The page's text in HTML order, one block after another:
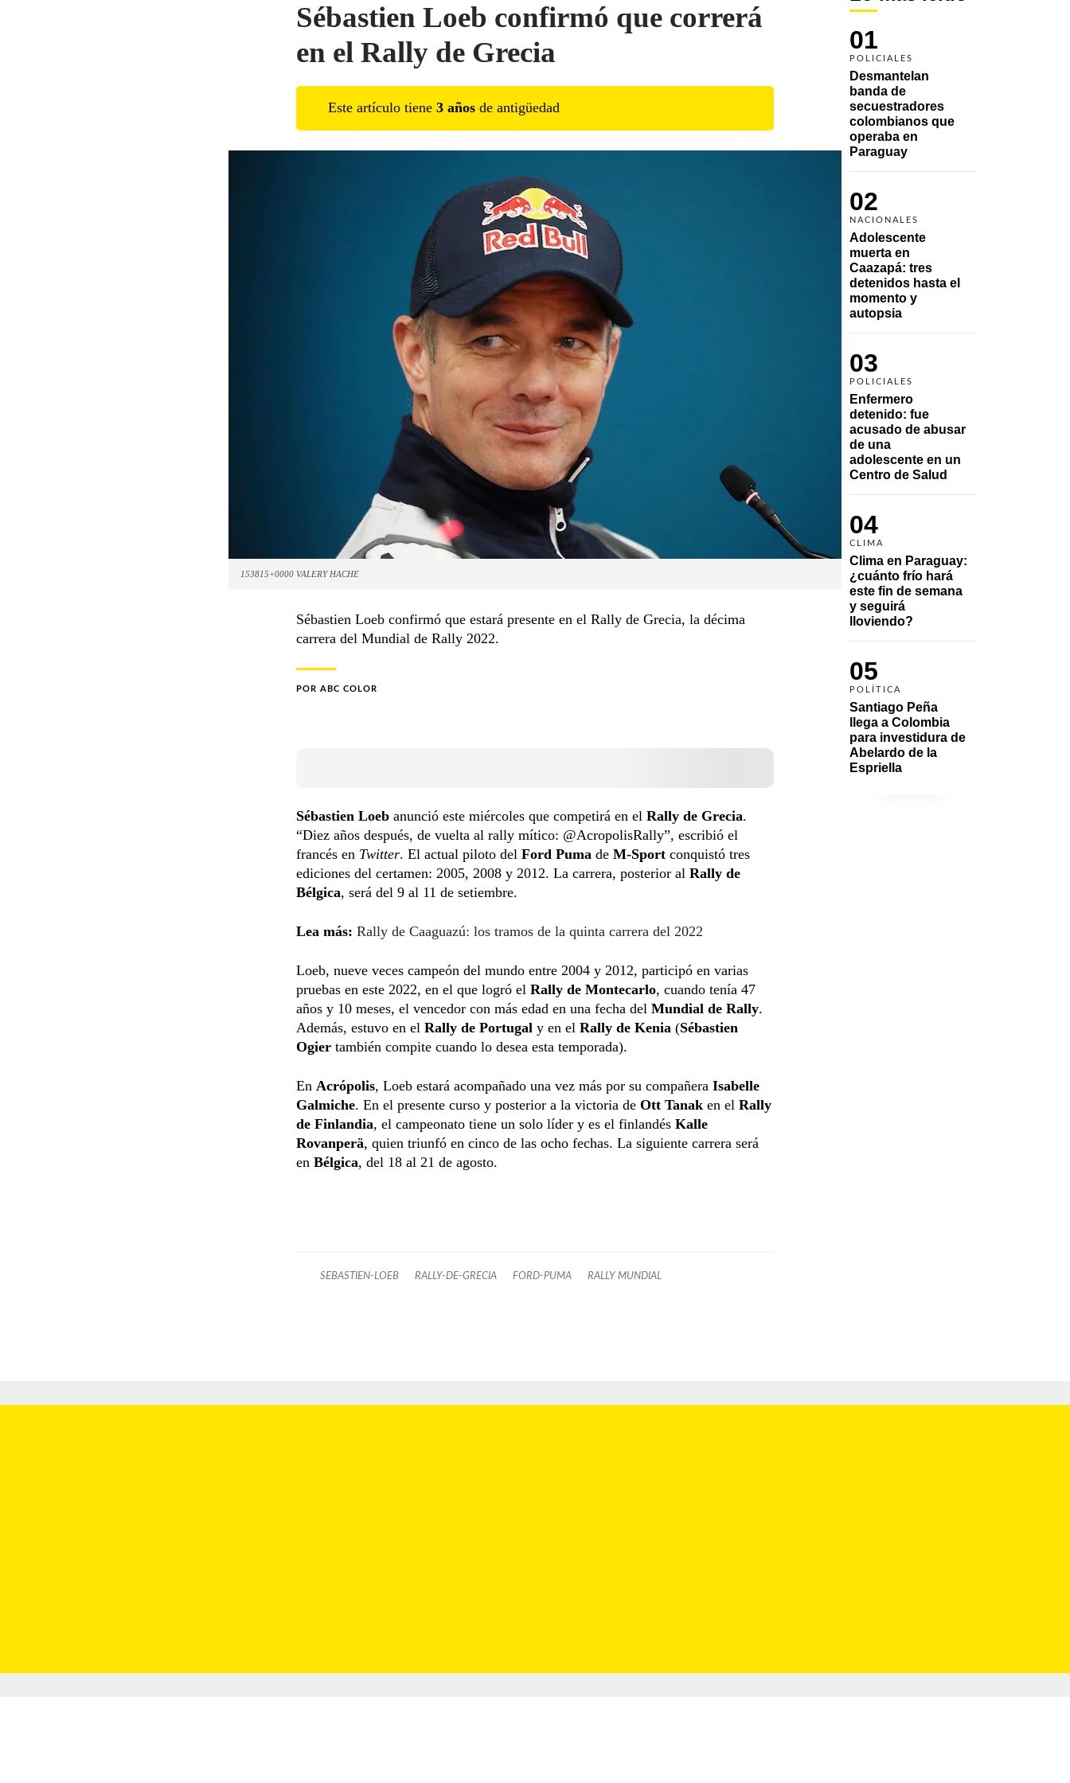
01
POLICIALES
Desmantelan
banda de
secuestradores
colombianos que
operaba en
Paraguay
02
NACIONALES
Adolescente
muerta en
Caazapá: tres
detenidos hasta el
momento y
autopsia
03
POLICIALES
Enfermero
detenido: fue
acusado de abusar
de una
adolescente en un
Centro de Salud
04
CLIMA
Clima en Paraguay:
¿cuánto frío hará
este fin de semana
y seguirá
lloviendo?
05
POLÍTICA
Santiago Peña
llega a Colombia
para investidura de
Abelardo de la
Espriella
Sébastien Loeb confirmó que correrá
en el Rally de Grecia
Este artículo tiene 3 años de antigüedad
153815+0000 VALERY HACHE
Sébastien Loeb confirmó que estará presente en el Rally de Grecia, la décima
carrera del Mundial de Rally 2022.
POR ABC COLOR
Sébastien Loeb anunció este miércoles que competirá en el Rally de Grecia.
“Diez años después, de vuelta al rally mítico: @AcropolisRally”, escribió el
francés en Twitter. El actual piloto del Ford Puma de M-Sport conquistó tres
ediciones del certamen: 2005, 2008 y 2012. La carrera, posterior al Rally de
Bélgica, será del 9 al 11 de setiembre.
Lea más: Rally de Caaguazú: los tramos de la quinta carrera del 2022
Loeb, nueve veces campeón del mundo entre 2004 y 2012, participó en varias
pruebas en este 2022, en el que logró el Rally de Montecarlo, cuando tenía 47
años y 10 meses, el vencedor con más edad en una fecha del Mundial de Rally.
Además, estuvo en el Rally de Portugal y en el Rally de Kenia (Sébastien
Ogier también compite cuando lo desea esta temporada).
En Acrópolis, Loeb estará acompañado una vez más por su compañera Isabelle
Galmiche. En el presente curso y posterior a la victoria de Ott Tanak en el Rally
de Finlandia, el campeonato tiene un solo líder y es el finlandés Kalle
Rovanperä, quien triunfó en cinco de las ocho fechas. La siguiente carrera será
en Bélgica, del 18 al 21 de agosto.
SEBASTIEN-LOEB RALLY-DE-GRECIA FORD-PUMA RALLY MUNDIAL